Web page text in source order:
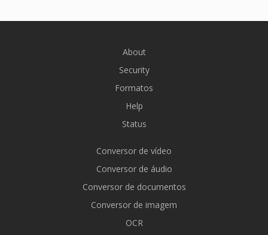
About
Security
Formatos
Help
Status
Conversor de vídeo
Conversor de áudio
Conversor de documentos
Conversor de imagem
OCR